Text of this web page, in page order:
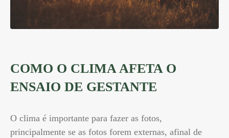
COMO O CLIMA AFETA O
ENSAIO DE GESTANTE
O clima é importante para fazer as fotos,
principalmente se as fotos forem externas, afinal de